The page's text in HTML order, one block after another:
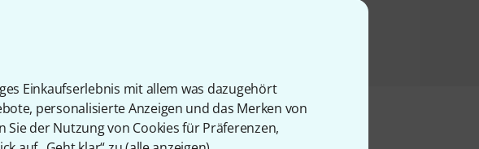
Einkaufserlebnis mit allem was dazugehört
personalisierte Anzeigen und das Merken von
Sie der Nutzung von Cookies für Präferenzen,